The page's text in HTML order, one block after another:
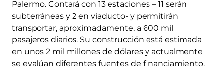
Palermo. Contará con 13 estaciones – 11 serán
subterráneas y 2 en viaducto- y permitirán
transportar, aproximadamente, a 600 mil
pasajeros diarios. Su construcción está estimada
en unos 2 mil millones de dólares y actualmente
se evalúan diferentes fuentes de financiamiento.